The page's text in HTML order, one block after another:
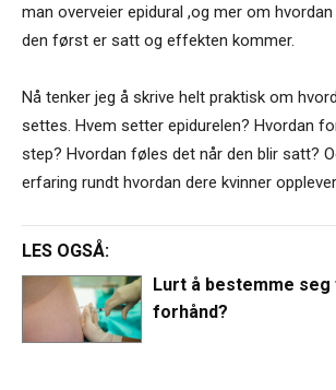
man overveier epidural ,og mer om
den først er satt og effekten kommer.
Nå tenker jeg å skrive helt praktisk om
settes. Hvem setter epidurelen? Hvordan
step? Hvordan føles det når den blir satt?
erfaring rundt hvordan dere kvinner
LES OGSÅ:
Lurt å bestemme
forhånd?